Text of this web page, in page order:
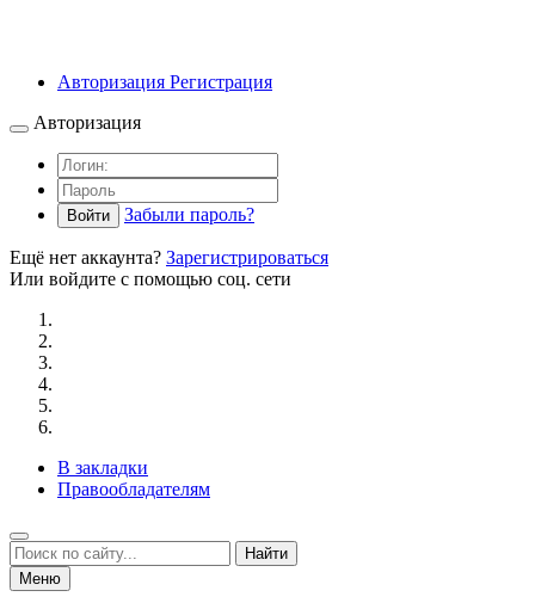
Авторизация Регистрация
Авторизация
Войти Забыли пароль?
Ещё нет аккаунта? Зарегистрироваться
Или войдите с помощью соц. сети
В закладки
Правообладателям
Найти
Меню